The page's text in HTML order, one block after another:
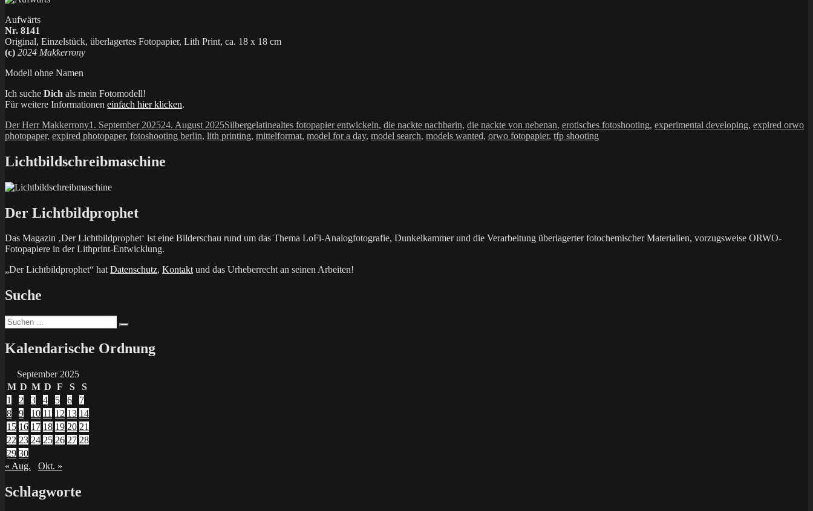
Aufwärts
Nr. 8141
Original, Einzelstück, überlagertes Fotopapier, Lith Print, ca. 18 x 18 cm
(c) 2024 Makkerrony
Modell ohne Namen
Ich suche Dich als mein Fotomodell!
Für weitere Informationen einfach hier klicken.
Autor
Der Herr MakkerronyVeröffentlicht
am
1. September 202524. August 2025Kategorien
SilbergelatineSchlagwörter
altes fotopapier entwickeln, die nackte nachbarin, die nackte von nebenan, erotisches fotoshooting, experimental developing, expired orwo
photopaper, expired photopaper, fotoshooting berlin, lith printing, mittelformat, model for a day, model search, models wanted, orwo fotopapier, tfp shooting
Lichtbildschreibmaschine
Der Lichtbildprophet
Das Magazin ‚Der Lichtbildprophet‘ ist eine Bilderschau rund um das Thema LoFi-Analogfotografie, Dunkelkammer und die Verarbeitung überlagerter fotochemischer Materialien, vorzugsweise ORWO-
Fotopapiere in der Lithprint-Entwicklung.
„Der Lichtbildprophet“ hatDatenschutz, Kontaktund das Urheberrecht an seinen Arbeiten!
Suche
Suchen
nach:
Kalendarische Ordnung
September 2025
M D M D F S
S
1
2 3 4 5 6
7
8
9 10 11 12 13 14
15 16 17 18 19 20 21
22 23 24 25 26 27 28
29 30
« Aug.
Okt. »
Schlagworte